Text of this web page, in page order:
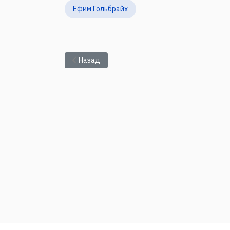
Ефим Гольбрайх
Предыдущий: Математическое
Назад